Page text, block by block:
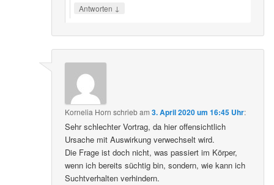
Antworten ↓
Kornelia Horn schriebam3. April 2020 um 16:45 Uhr:
Sehr schlechter Vortrag, da hier offensichtlich
Ursache mit Auswirkung verwechselt wird.
Die Frage ist doch nicht, was passiert im Körper,
wenn ich bereits süchtig bin, sondern, wie kann ich
Suchtverhalten verhindern.